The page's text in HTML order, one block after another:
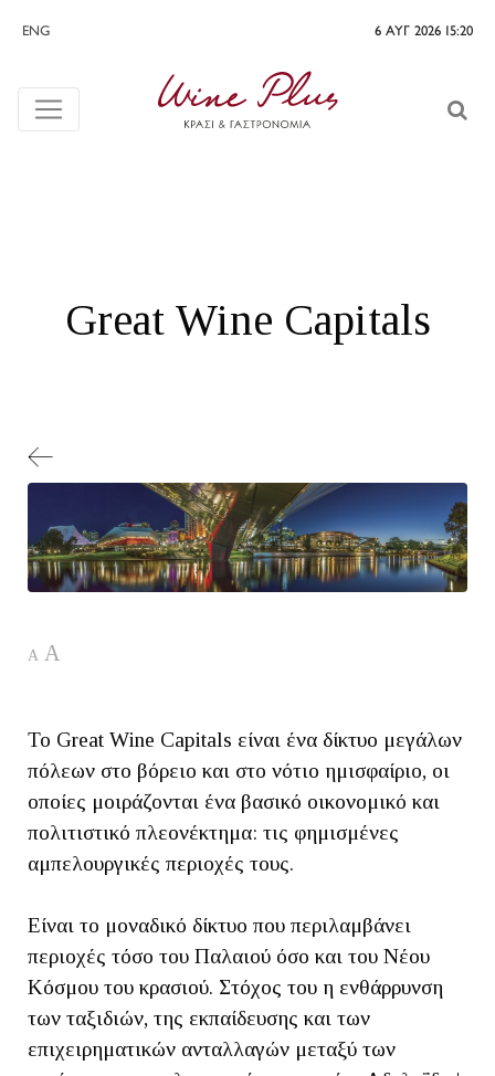
ENG 6 ΑΥΓ 2026 15:20
Great Wine Capitals
A A
Το Great Wine Capitals είναι ένα δίκτυο μεγάλων
πόλεων στο βόρειο και στο νότιο ημισφαίριο, οι
οποίες μοιράζονται ένα βασικό οικονομικό και
πολιτιστικό πλεονέκτημα: τις φημισμένες
αμπελουργικές περιοχές τους.
Είναι το μοναδικό δίκτυο που περιλαμβάνει
περιοχές τόσο του Παλαιού όσο και του Νέου
Κόσμου του κρασιού. Στόχος του η ενθάρρυνση
των ταξιδιών, της εκπαίδευσης και των
επιχειρηματικών ανταλλαγών μεταξύ των